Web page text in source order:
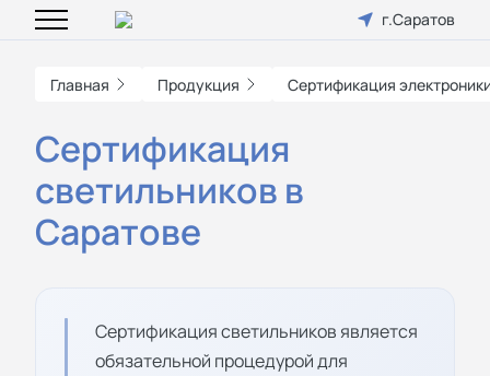
г.Саратов
Главная Продукция Сертификация
Сертификация
светильников в
Саратове
Сертификация светильников является
обязательной процедурой для